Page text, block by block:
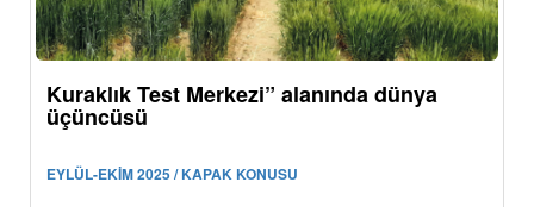
Kuraklık Test Merkezi” alanında dünya
üçüncüsü
EYLÜL-EKİM 2025 / KAPAK KONUSU